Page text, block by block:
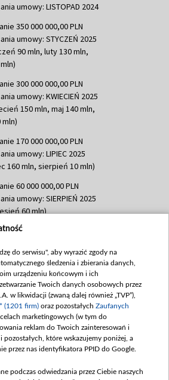
umowy: LISTOPAD 2024
350 000 000,00 PLN
umowy: STYCZEŃ 2025
90 mln, luty 130 mln,
300 000 000,00 PLN
umowy: KWIECIEŃ 2025
150 mln, maj 140 mln,
170 000 000,00 PLN
umowy: LIPIEC 2025
160 mln, sierpień 10 mln)
60 000 000,00 PLN
umowy: SIERPIEŃ 2025
60 mln)
635 783 051,21 PLN
100 mln, październik 350
265 mln)
48 862 000,00 PLN
umowy: GRUDZIEŃ 2025
60,548 mln)
900 000 000,00 PLN
umowy: LUTY 2026 (wpłata
mln, 7 maja 180 mln, 8
do serwisu", aby wyrazić zgody na
śledzenia i zbierania danych,
urządzeniu końcowym i ich
Twoich danych osobowych przez
w likwidacji (zwaną dalej również „TVP”),
(1201 firm) oraz pozostałych Zaufanych
celach marketingowych (w tym do
reklam do Twoich zainteresowań i
pozostałych, które wskazujemy poniżej, a
przez nas identyfikatora PPID do Google.
podczas odwiedzania przez Ciebie naszych